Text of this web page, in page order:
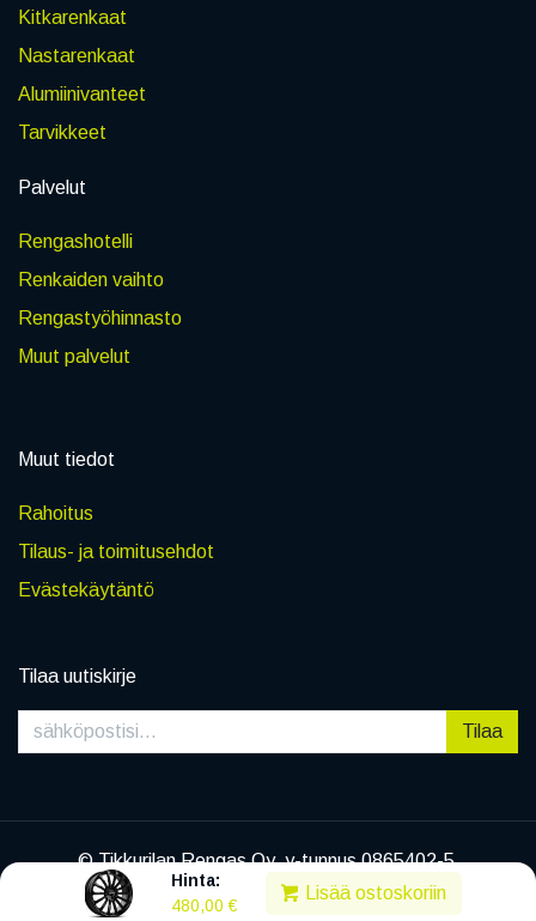
Hinta:
480,00 €
Lisää ostoskoriin
Kitkarenkaat
Nastarenkaat
Alumiinivanteet
Tarvikkeet
Palvelut
Rengashotelli
Renkaiden vaihto
Rengastyöhinnasto
Muut palvelut
Muut tiedot
Rahoitus
Tilaus- ja toimitusehdot
Evästekäytäntö
Tilaa uutiskirje
Tilaa
© Tikkurilan Rengas Oy, y-tunnus 0865402-5
|Tietosuojaseloste